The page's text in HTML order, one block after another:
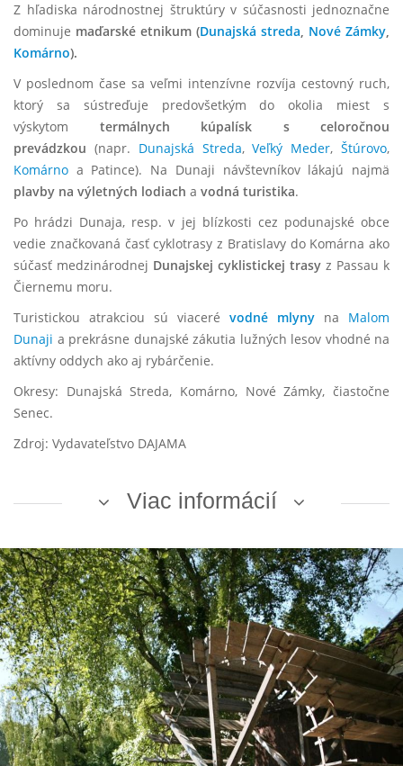
Z hľadiska národnostnej štruktúry v súčasnosti jednoznačne
dominuje maďarské etnikum (Dunajská streda, Nové Zámky,
Komárno).
V poslednom čase sa veľmi intenzívne rozvíja cestovný ruch,
ktorý sa sústreďuje predovšetkým do okolia miest s
výskytom termálnych kúpalísk s celoročnou
prevádzkou (napr. Dunajská Streda,Veľký Meder,Štúrovo,
Komárno a Patince). Na Dunaji návštevníkov lákajú najmä
plavby na výletných lodiach a vodná turistika.
Po hrádzi Dunaja, resp. v jej blízkosti cez podunajské obce
vedie značkovaná časť cyklotrasy z Bratislavy do Komárna ako
súčasť medzinárodnej Dunajskej cyklistickej trasy z Passau k
Čiernemu moru.
Turistickou atrakciou sú viaceré vodné mlyny na Malom
Dunaji a prekrásne dunajské zákutia lužných lesov vhodné na
aktívny oddych ako aj rybárčenie.
Okresy: Dunajská Streda, Komárno, Nové Zámky, čiastočne
Senec.
Zdroj: Vydavateľstvo DAJAMA
Viac informácií